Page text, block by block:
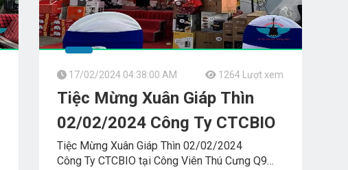
17/02/2024 04:38:00 AM 1264 Lượt xem
Tiệc Mừng Xuân Giáp Thìn
02/02/2024 Công Ty CTCBIO
Tiệc Mừng Xuân Giáp Thìn 02/02/2024
Công Ty CTCBIO tại Công Viên Thú Cưng Q9